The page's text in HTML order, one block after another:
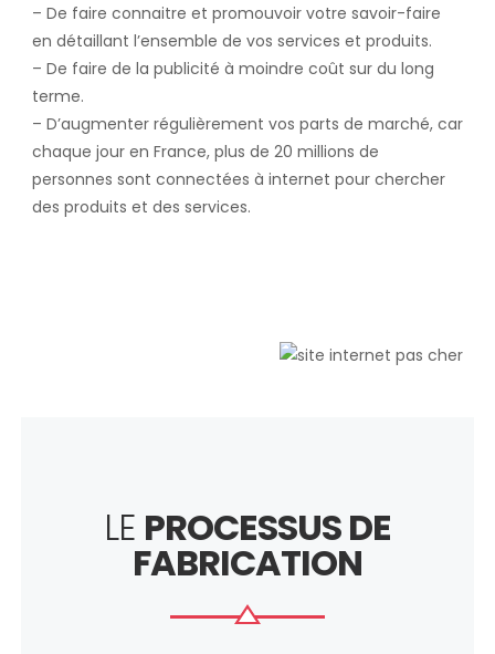
– De faire connaitre et promouvoir votre savoir-faire
en détaillant l’ensemble de vos services et produits.
– De faire de la publicité à moindre coût sur du long
terme.
– D’augmenter régulièrement vos parts de marché, car
chaque jour en France, plus de 20 millions de
personnes sont connectées à internet pour chercher
des produits et des services.
LE PROCESSUS DE
FABRICATION